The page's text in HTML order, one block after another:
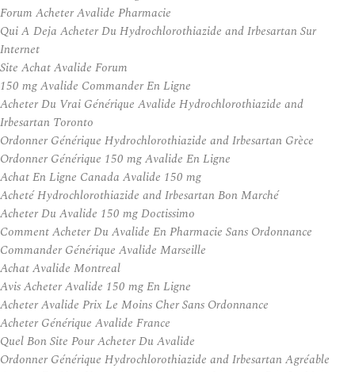
Forum Acheter Avalide Pharmacie
Qui A Deja Acheter Du Hydrochlorothiazide and Irbesartan Sur
Internet
Site Achat Avalide Forum
150 mg Avalide Commander En Ligne
Acheter Du Vrai Générique Avalide Hydrochlorothiazide and
Irbesartan Toronto
Ordonner Générique Hydrochlorothiazide and Irbesartan Grèce
Ordonner Générique 150 mg Avalide En Ligne
Achat En Ligne Canada Avalide 150 mg
Acheté Hydrochlorothiazide and Irbesartan Bon Marché
Acheter Du Avalide 150 mg Doctissimo
Comment Acheter Du Avalide En Pharmacie Sans Ordonnance
Commander Générique Avalide Marseille
Achat Avalide Montreal
Avis Acheter Avalide 150 mg En Ligne
Acheter Avalide Prix Le Moins Cher Sans Ordonnance
Acheter Générique Avalide France
Quel Bon Site Pour Acheter Du Avalide
Ordonner Générique Hydrochlorothiazide and Irbesartan Agréable